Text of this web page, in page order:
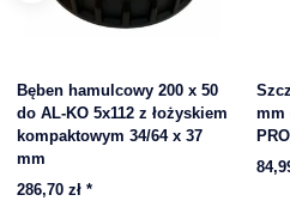
Bęben hamulcowy 200 x 50
do AL-KO 5x112 z łożyskiem
kompaktowym 34/64 x 37
mm
286,70 zł *
mm